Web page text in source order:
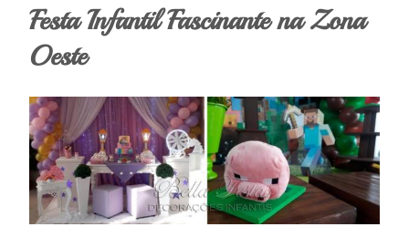
Festa Infantil Fascinante na Zona
Oeste